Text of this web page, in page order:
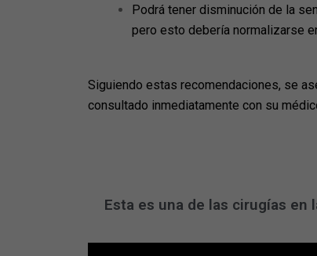
Podrá tener disminución de la
pero esto debería normalizarse
Siguiendo estas recomendaciones, se
consultado inmediatamente con su
Esta es una de las cirugías